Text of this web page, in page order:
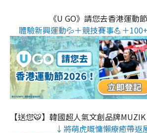
《U GO》請您去香港運動
體驗新興運動💦＋競技賽事💪＋
【送您🐯】韓國超人氣文創品牌
↓將萌虎嘅慵懶療癒帶返